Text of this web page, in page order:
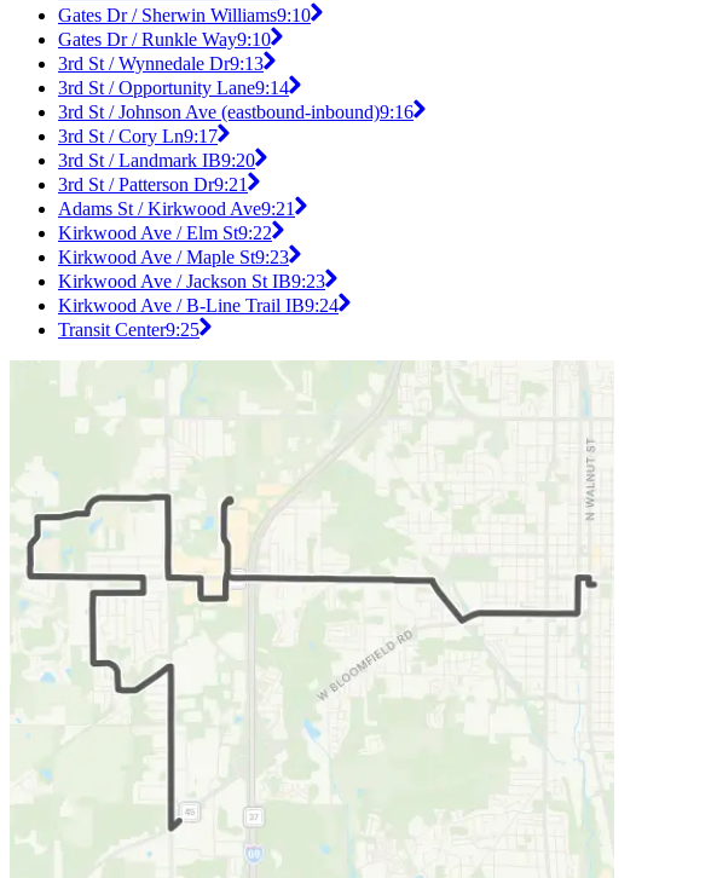
Gates Dr / Sherwin Williams9:10
Gates Dr / Runkle Way9:10
3rd St / Wynnedale Dr9:13
3rd St / Opportunity Lane9:14
3rd St / Johnson Ave (eastbound-inbound)9:16
3rd St / Cory Ln9:17
3rd St / Landmark IB9:20
3rd St / Patterson Dr9:21
Adams St / Kirkwood Ave9:21
Kirkwood Ave / Elm St9:22
Kirkwood Ave / Maple St9:23
Kirkwood Ave / Jackson St IB9:23
Kirkwood Ave / B-Line Trail IB9:24
Transit Center9:25